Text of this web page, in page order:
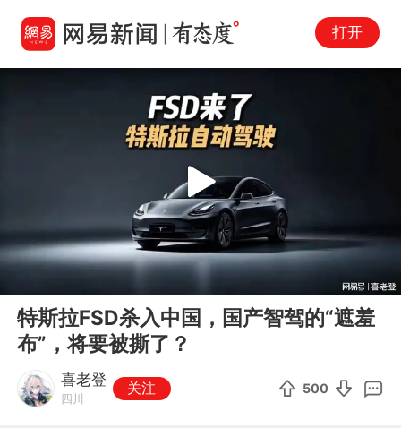
打开
Play
特斯拉FSD杀入中国，国产智驾的“遮羞
布”，将要被撕了？
喜老登
四川
关注 500